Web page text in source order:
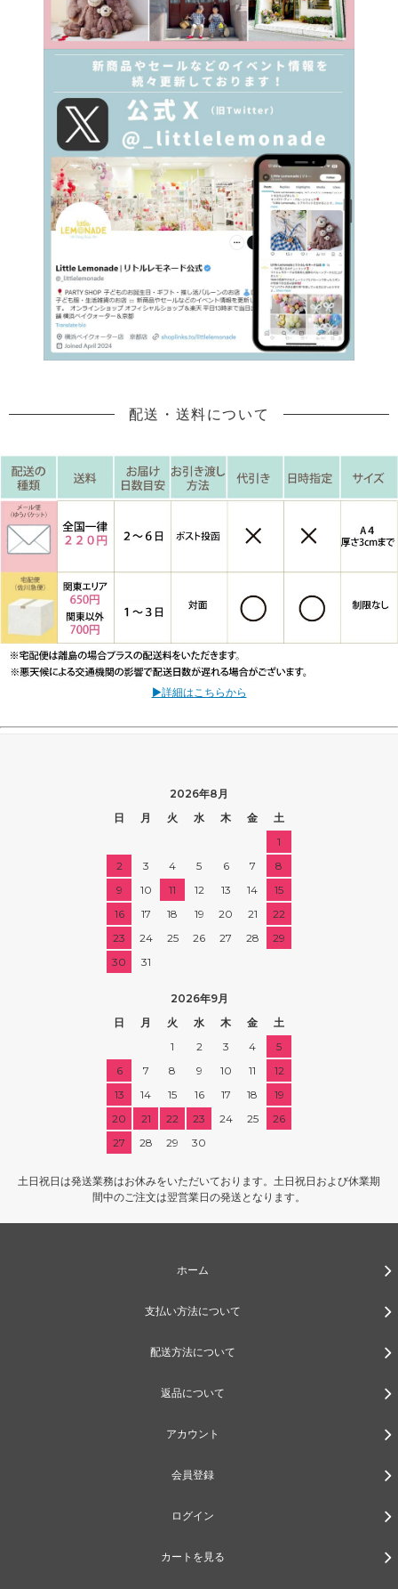
配送・送料について
▶詳細はこちらから
2026年8月
日
月 火 水 木 金
土
1
2
3 4 5 6 7
8
9
10 11 12 13 14
15
16
17 18 19 20 21
22
23
24 25 26 27 28
29
30
31
2026年9月
日
月 火 水 木 金
土
1
2 3 4
5
6
7 8 9 10 11
12
13
14 15 16 17 18
19
20
21 22 23 24 25
26
27
28 29 30
土日祝日は発送業務はお休みをいただいております。土日祝日および休業期
間中のご注文は翌営業日の発送となります。
ホーム
支払い方法について
配送方法について
返品について
アカウント
会員登録
ログイン
カートを見る